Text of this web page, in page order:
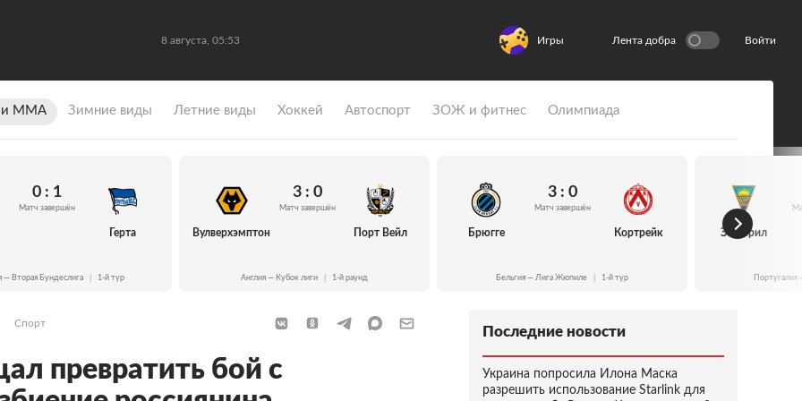
8 августа, 05:53 Игры Лента добра Войти
и ММА Зимние виды Летние виды Хоккей Автоспорт ЗОЖ и фитнес Олимпиада
0 : 1
Матч завершён
Герта
— Вторая Бундеслига 1-й тур
Вулверхэмптон
3 : 0
Матч завершён
Порт Вейл
Англия — Кубок лиги 1-й раунд
Брюгге
3 : 0
Матч завершён
Кортрейк
Бельгия — Лига Жюпиле 1-й тур
Эшторил
Спорт
превратить бой с
Последние новости
Украина попросила Илона Маска
разрешить использование Starlink для